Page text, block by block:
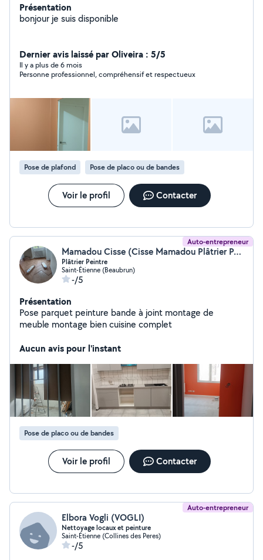
Présentation
bonjour je suis disponible
Dernier avis laissé par Oliveira : 5/5
Il y a plus de 6 mois
Personne professionnel, compréhensif et respectueux
Pose de plafond Pose de placo ou de bandes
Voir le profil Contacter
Auto-entrepreneur
Mamadou Cisse (Cisse Mamadou Plâtrier Peintre)
Plâtrier Peintre
Saint-Étienne (Beaubrun)
-/5
Présentation
Pose parquet peinture bande à joint montage de
meuble montage bien cuisine complet
Aucun avis pour l'instant
Pose de placo ou de bandes
Voir le profil Contacter
Auto-entrepreneur
Elbora Vogli (VOGLI)
Nettoyage locaux et peinture
Saint-Étienne (Collines des Peres)
-/5